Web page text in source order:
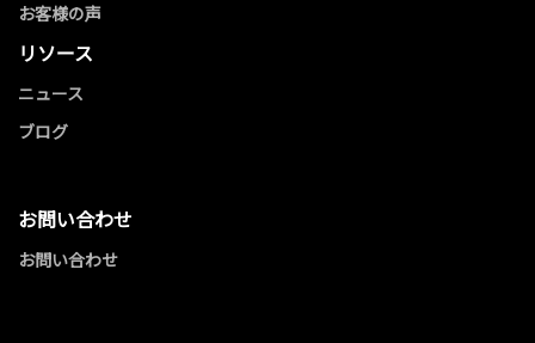
お客様の声
リソース
ニュース
ブログ
お問い合わせ
お問い合わせ